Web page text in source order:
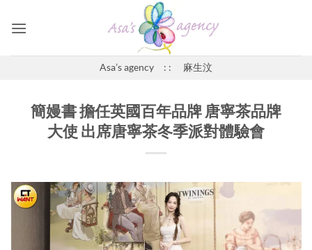
Asa’s agency : : 麻生汶
簡嫚書 擔任英國百年品牌 唐寧茶品牌
大使 出席唐寧茶冬季派對體驗會